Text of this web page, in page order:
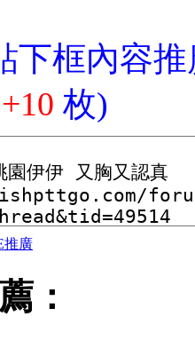
下框內容
+10 枚)
：